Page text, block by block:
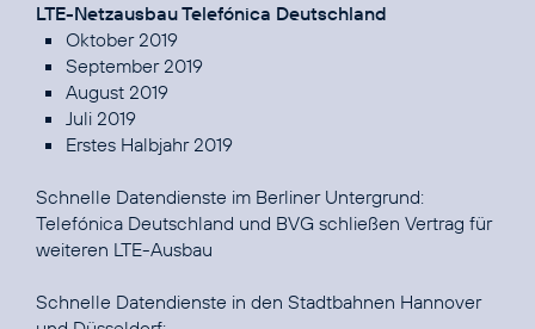
LTE-Netzausbau Telefónica Deutschland
Oktober 2019
September 2019
August 2019
Juli 2019
Erstes Halbjahr 2019
Telefónica Deutschland und BVG schließen Vertrag für
weiteren LTE-Ausbau
Schnelle Datendienste in den Stadtbahnen Hannover